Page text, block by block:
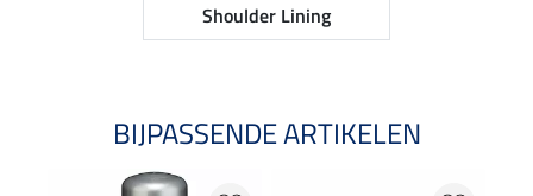
Shoulder Lining
BIJPASSENDE ARTIKELEN